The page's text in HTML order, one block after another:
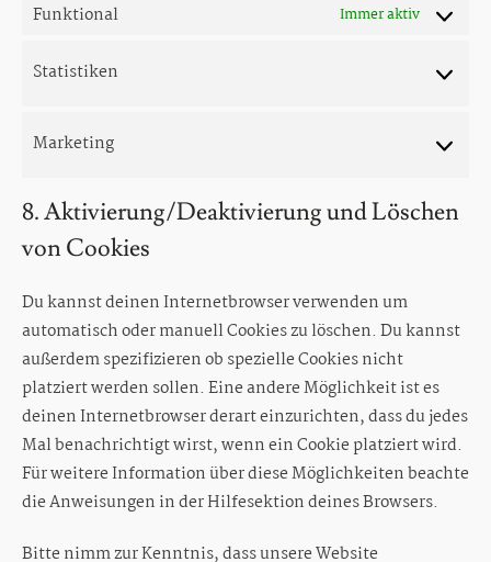
Funktional Immer aktiv
Statistiken
Marketing
8. Aktivierung/Deaktivierung und Löschen
von Cookies
Du kannst deinen Internetbrowser verwenden um
automatisch oder manuell Cookies zu löschen. Du kannst
außerdem spezifizieren ob spezielle Cookies nicht
platziert werden sollen. Eine andere Möglichkeit ist es
deinen Internetbrowser derart einzurichten, dass du jedes
Mal benachrichtigt wirst, wenn ein Cookie platziert wird.
Für weitere Information über diese Möglichkeiten beachte
die Anweisungen in der Hilfesektion deines Browsers.
Bitte nimm zur Kenntnis, dass unsere Website